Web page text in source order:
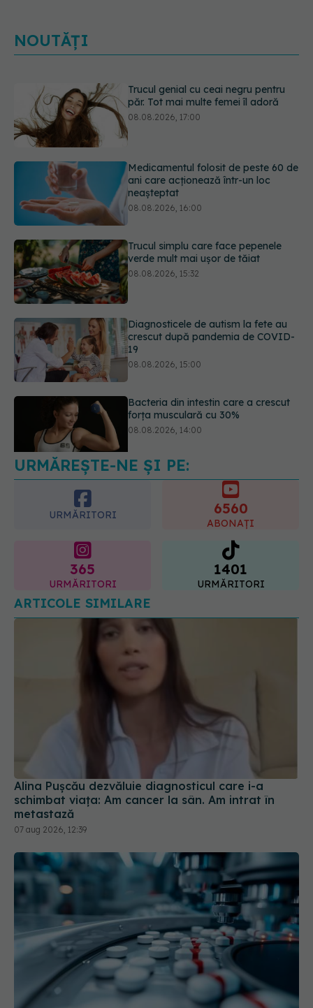
NOUTĂȚI
Medicamentul folosit de peste 60 de
ani care acționează într-un loc
neașteptat
Trucul simplu care face pepenele
verde mult mai ușor de tăiat
08.08.2026, 15:32
Diagnosticele de autism la fete au
crescut după pandemia de COVID-
19
Bacteria din intestin care a crescut
forța musculară cu 30%
08.08.2026, 14:00
Trucul genial cu ceai negru pentru
păr. Tot mai multe femei îl adoră
08.08.2026, 17:00
URMĂREȘTE-NE ȘI PE:
URMĂRITORI 6560
ABONAȚI
365
URMĂRITORI
1401
URMĂRITORI
ARTICOLE SIMILARE
Alina Pușcău dezvăluie diagnosticul care i-a
schimbat viața: Am cancer la sân. Am intrat în
metastază
07 aug 2026, 12:39